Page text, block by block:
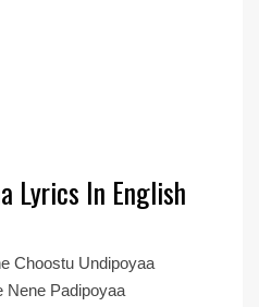
Lyrics In English
Choostu Undipoyaa
Nene Padipoyaa